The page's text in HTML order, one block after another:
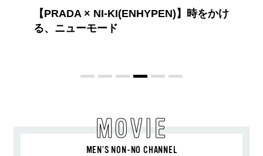
大胆不敵で、どこまでも自由。
BALLISTIK BOYZ 砂田将宏がまとう
MOVIE
MEN’S NON-NO CHANNEL